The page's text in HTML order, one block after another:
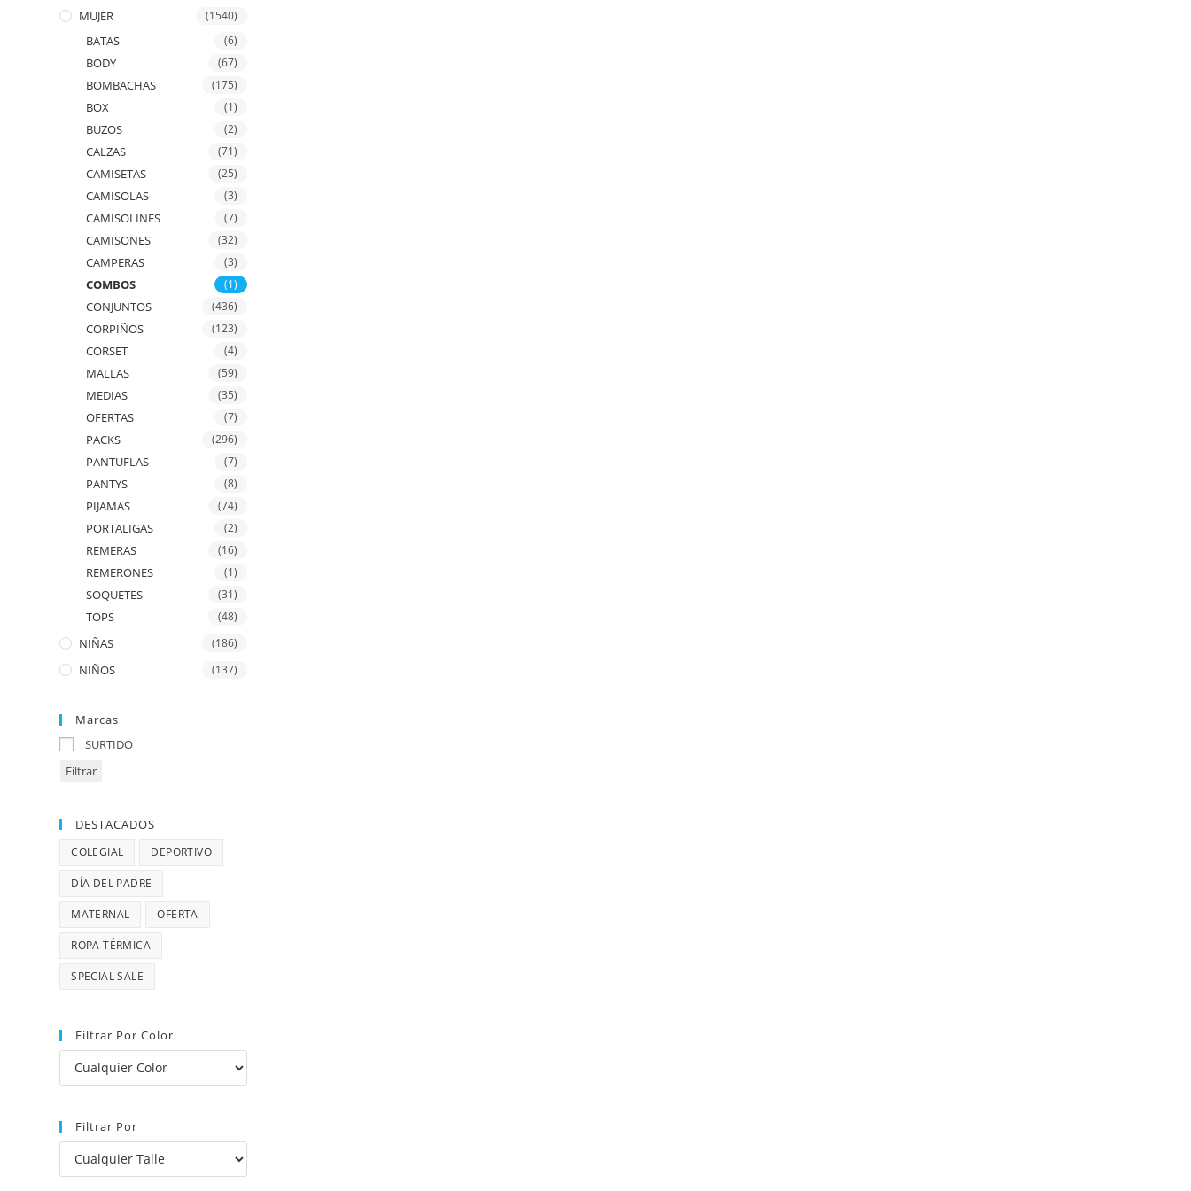
MUJER (1540)
BATAS (6)
BODY (67)
BOMBACHAS (175)
BOX (1)
BUZOS (2)
CALZAS (71)
CAMISETAS (25)
CAMISOLAS (3)
CAMISOLINES (7)
CAMISONES (32)
CAMPERAS (3)
COMBOS (1)
CONJUNTOS (436)
CORPIÑOS (123)
CORSET (4)
MALLAS (59)
MEDIAS (35)
OFERTAS (7)
PACKS (296)
PANTUFLAS (7)
PANTYS (8)
PIJAMAS (74)
PORTALIGAS (2)
REMERAS (16)
REMERONES (1)
SOQUETES (31)
TOPS (48)
NIÑAS (186)
NIÑOS (137)
Marcas
SURTIDO
Filtrar
DESTACADOS
COLEGIAL DEPORTIVO
DÍA DEL PADRE
MATERNAL OFERTA
ROPA TÉRMICA
SPECIAL SALE
Filtrar Por Color
Filtrar Por